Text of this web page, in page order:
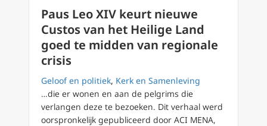
Paus Leo XIV keurt nieuwe
Custos van het Heilige Land
goed te midden van regionale
crisis
Geloof en politiek, Kerk en Samenleving
…die er wonen en aan de pelgrims die
verlangen deze te bezoeken. Dit verhaal werd
oorspronkelijk gepubliceerd door ACI MENA,